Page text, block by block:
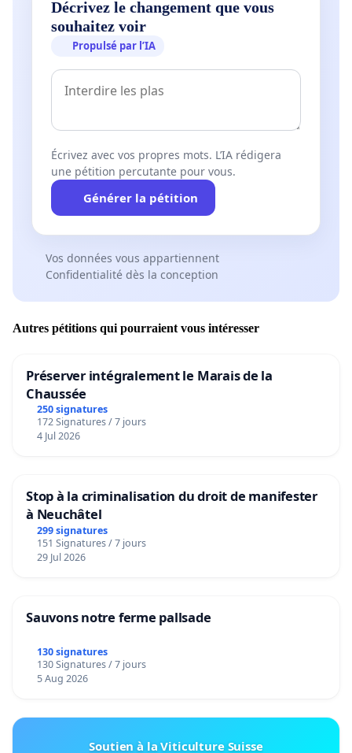
Décrivez le changement que vous
souhaitez voir
Propulsé par l’IA
Écrivez avec vos propres mots. L’IA rédigera
une pétition percutante pour vous.
Générer la pétition
Vos données vous appartiennent
Confidentialité dès la conception
Autres pétitions qui pourraient vous intéresser
Préserver intégralement le Marais de la
Chaussée
250 signatures
172 Signatures / 7 jours
4 Jul 2026
Stop à la criminalisation du droit de manifester
à Neuchâtel
299 signatures
151 Signatures / 7 jours
29 Jul 2026
Sauvons notre ferme pallsade
130 signatures
130 Signatures / 7 jours
5 Aug 2026
Soutien à la Viticulture Suisse